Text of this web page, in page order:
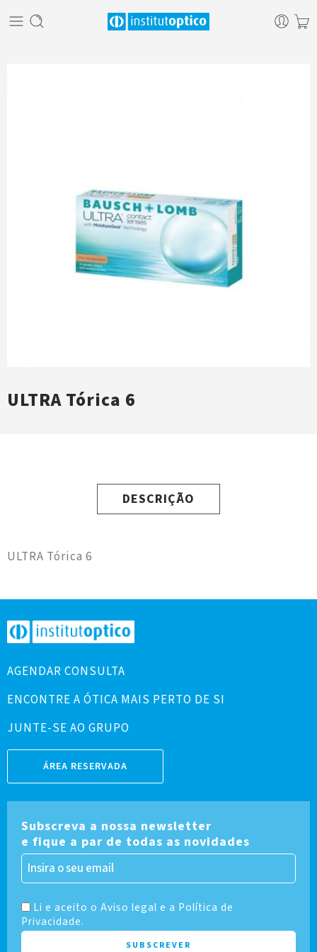
ULTRA Tórica 6
DESCRIÇÃO
ULTRA Tórica 6
AGENDAR CONSULTA
ENCONTRE A ÓTICA MAIS PERTO DE SI
JUNTE-SE AO GRUPO
ÁREA RESERVADA
Subscreva a nossa newsletter
e fique a par de todas as novidades
Li e aceito o Aviso legal e a Política de
Privacidade.